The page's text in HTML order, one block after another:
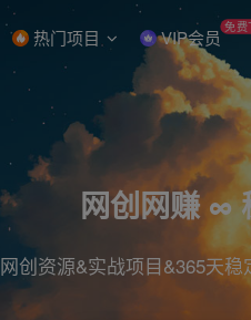
热门项目 VIP会员 免费
网创网赚 ∞
网创资源&实战项目&365天